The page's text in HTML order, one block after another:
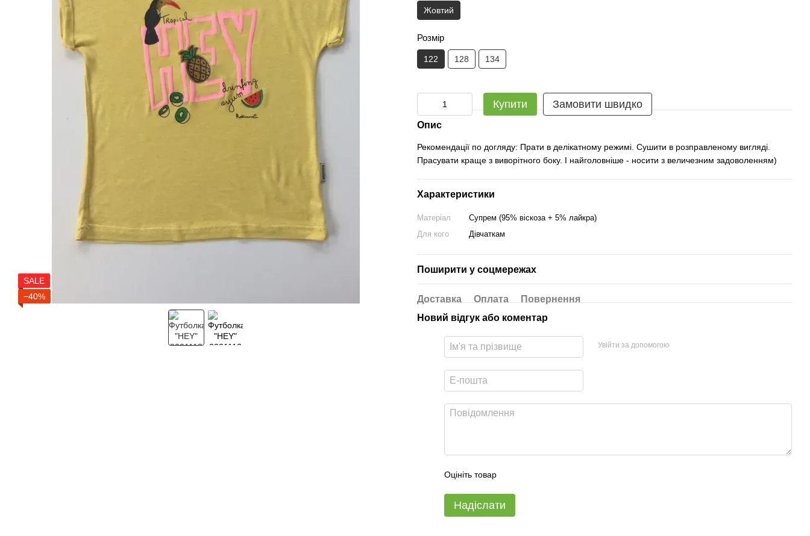
SALE
−40%
Жовтий
Розмір
122 128 134
Купити Замовити швидко
Опис
Рекомендації по догляду: Прати в делікатному режимі. Сушити в розправленому вигляді.
Прасувати краще з виворітного боку. І найголовніше - носити з величезним задоволенням)
Характеристики
Матеріал
Супрем (95% віскоза + 5% лайкра)
Для кого
Дівчаткам
Поширити у соцмережах
Доставка Оплата
Повернення
Новий відгук або коментар
Увійти за допомогою
Оцініть товар
Надіслати